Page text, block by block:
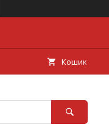
Кошик